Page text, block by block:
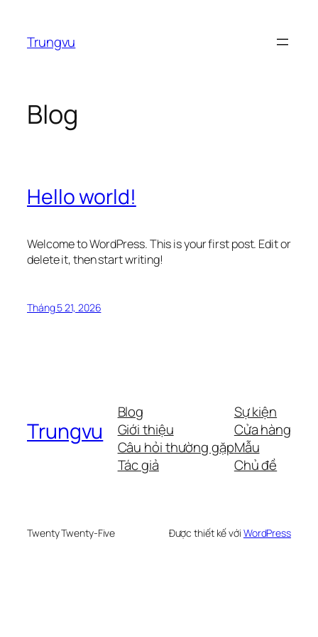
phầnTrungvu
Blog
Hello world!
Welcome to WordPress. This is your first post. Edit or
delete it, then start writing!
Tháng 5 21, 2026
Trungvu
Blog
Giới thiệu
Câu hỏi thường gặp
Tác giả
Sự kiện
Cửa hàng
Mẫu
Chủ đề
Twenty Twenty-Five Được thiết kế với WordPress